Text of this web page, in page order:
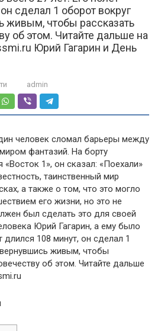
сделал 1 оборот вокруг
живым, чтобы рассказать
об этом. Читайте дальше на
Юрий Гагарин и День
admin
человек сломал барьеры между
фантазий. На борту
1», он сказал: «Поехали»
таинственный мир
а также о том, что это могло
его жизни, но это не
был сделать это для своей
Юрий Гагарин, а ему было
длился 108 минут, он сделал 1
живым, чтобы
об этом. Читайте дальше